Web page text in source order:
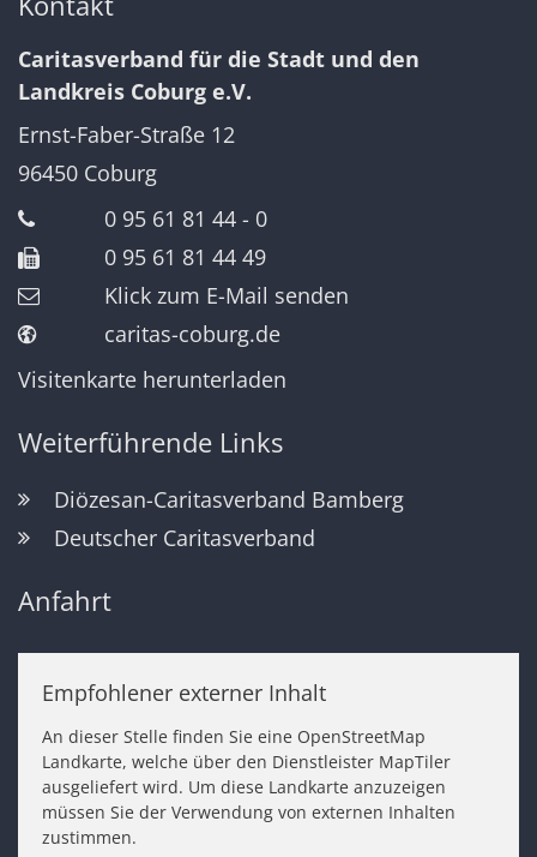
Caritasverband für die Stadt und den
Landkreis Coburg e.V.
Ernst-Faber-Straße 12
96450 Coburg
0 95 61 81 44 - 0
0 95 61 81 44 49
Klick zum E-Mail senden
caritas-coburg.de
Visitenkarte herunterladen
Weiterführende Links
Diözesan-Caritasverband Bamberg
Deutscher Caritasverband
Anfahrt
Empfohlener externer Inhalt
An dieser Stelle finden Sie eine OpenStreetMap
Landkarte, welche über den Dienstleister MapTiler
ausgeliefert wird. Um diese Landkarte anzuzeigen
müssen Sie der Verwendung von externen Inhalten
zustimmen.